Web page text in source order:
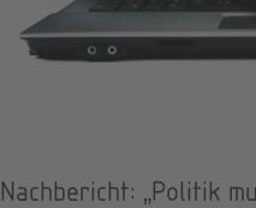
Nachbericht: „Politik